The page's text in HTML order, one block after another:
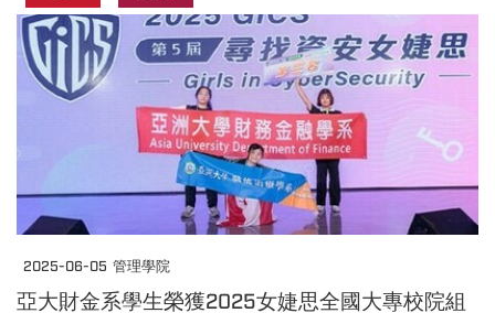
2025-06-05 管理學院
亞大財金系學生榮獲2025女婕思全國大專校院組